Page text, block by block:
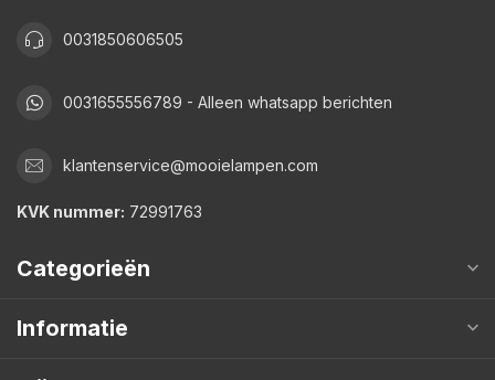
0031850606505
0031655556789 - Alleen whatsapp berichten
klantenservice@mooielampen.com
KVK nummer: 72991763
Categorieën
Informatie